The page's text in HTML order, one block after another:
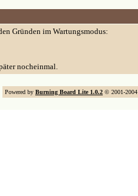
Gründen im Wartungsmodus:
nocheinmal.
Powered by Burning Board Lite 1.0.2 © 2001-2004